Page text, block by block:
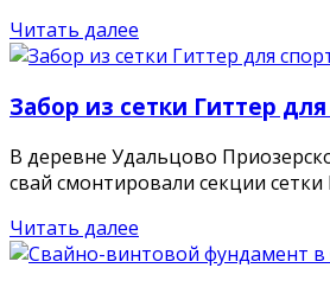
Читать далее
Забор из сетки Гиттер
В деревне Удальцово
свай смонтировали секции
Читать далее